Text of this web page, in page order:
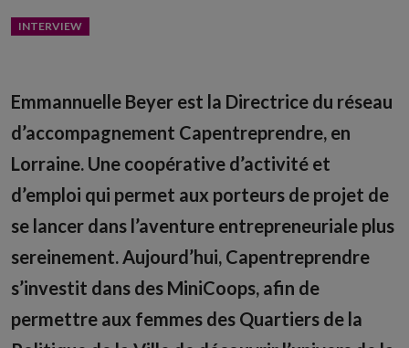
INTERVIEW
Emmannuelle Beyer est la Directrice du réseau
d’accompagnement Capentreprendre, en
Lorraine. Une coopérative d’activité et
d’emploi qui permet aux porteurs de projet de
se lancer dans l’aventure entrepreneuriale plus
sereinement. Aujourd’hui, Capentreprendre
s’investit dans des MiniCoops, afin de
permettre aux femmes des Quartiers de la